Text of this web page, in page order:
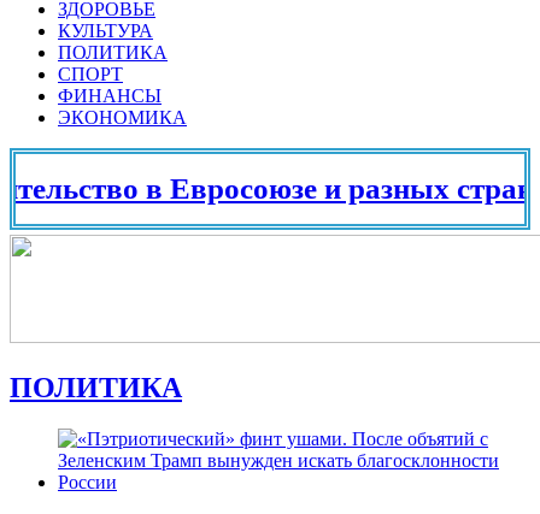
ЗДОРОВЬЕ
КУЛЬТУРА
ПОЛИТИКА
СПОРТ
ФИНАНСЫ
ЭКОНОМИКА
в Евросоюзе и разных странах
ПОЛИТИКА